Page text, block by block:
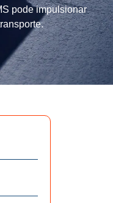
pode impulsionar